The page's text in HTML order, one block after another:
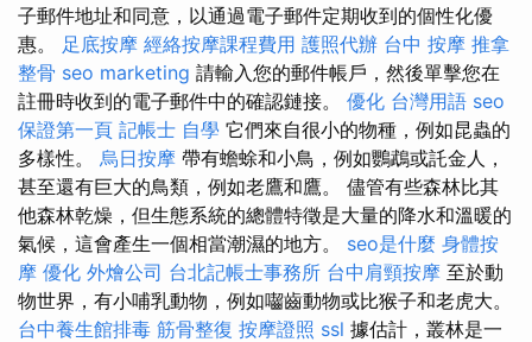
子郵件地址和同意，以通過電子郵件定期收到的個性化優
惠。 足底按摩 經絡按摩課程費用 護照代辦 台中 按摩 推拿
整骨 seo marketing 請輸入您的郵件帳戶，然後單擊您在
註冊時收到的電子郵件中的確認鏈接。 優化 台灣用語 seo
保證第一頁 記帳士 自學 它們來自很小的物種，例如昆蟲的
多樣性。 烏日按摩 帶有蟾蜍和小鳥，例如鸚鵡或託金人，
甚至還有巨大的鳥類，例如老鷹和鷹。 儘管有些森林比其
他森林乾燥，但生態系統的總體特徵是大量的降水和溫暖的
氣候，這會產生一個相當潮濕的地方。 seo是什麼 身體按
摩 優化 外燴公司 台北記帳士事務所 台中肩頸按摩 至於動
物世界，有小哺乳動物，例如囓齒動物或比猴子和老虎大。
台中養生館排毒 筋骨整復 按摩證照 ssl 據估計，叢林是一